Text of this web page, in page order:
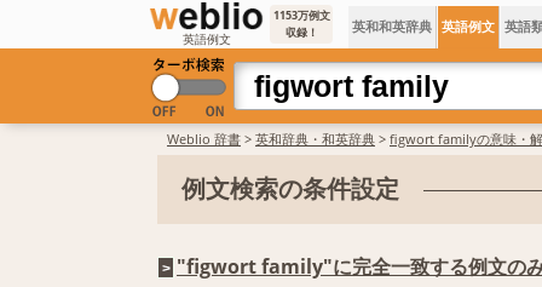
英語例文
1153万例文
収録！
英和和英辞典 英語例文 英語
Weblio 辞書 > 英和辞典・和英辞典 > figwort familyの意味・
例文検索の条件設定
> "figwort family"に完全一致する例文の